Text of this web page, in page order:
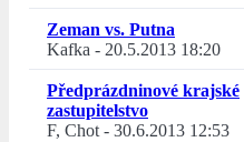
Zeman vs. Putna
Kafka - 20.5.2013 18:20
Předprázdninové krajské
zastupitelstvo
F, Chot- 30.6.2013 12:53